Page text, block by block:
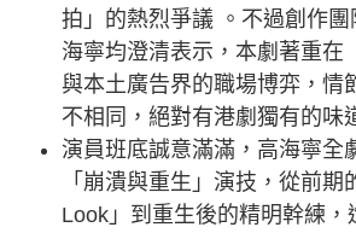
拍」的熱烈爭議 。不過創作
海寧均澄清表示，本劇著重在
與本土廣告界的職場博弈，情
不相同，絕對有港劇獨有的味
演員班底誠意滿滿，高海寧全
「崩潰與重生」演技，從前
Look」到重生後的精明幹練，